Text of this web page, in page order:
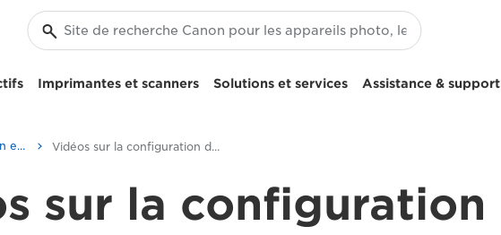
Imprimantes et scanners Solutions et services Assistance & support
Vidéos sur la configuration et le dépannage Vidéos sur la configuration de l'imprimante PIXMA TS3351
sur la configuration